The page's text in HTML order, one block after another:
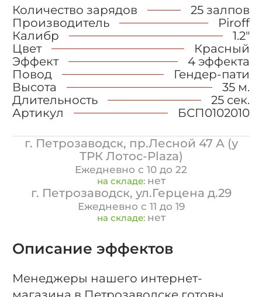
Количество зарядов
25 залпов
Производитель
Piroff
Калибр
1.2"
Цвет
Красный
Эффект
4 эффекта
Повод
Гендер-пати
Высота
35 м.
Длительность
25 сек.
Артикул
БСП0102010
г. Петрозаводск, пр.Лесной 47 А (у
ТРК Лотос-Plaza)
Ежедневно с 10 до 22
на складе: нет
г. Петрозаводск, ул.Герцена д.29
Ежедневно с 11 до 19
на складе: нет
Описание эффектов
Менеджеры нашего интернет-